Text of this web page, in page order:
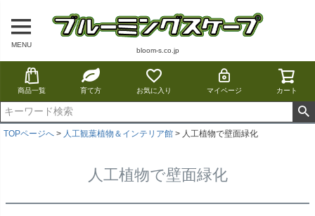
MENU
bloom-s.co.jp
商品一覧 育て方 お気に入り マイページ カート
TOPページへ 人工観葉植物＆インテリア館 人工植物で壁面緑化
人工植物で壁面緑化